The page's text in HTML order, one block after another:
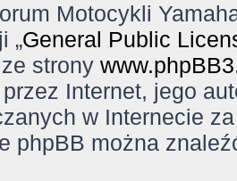
Motocykli
„General Public
strony
Internet, jego
w Internecie
phpBB można